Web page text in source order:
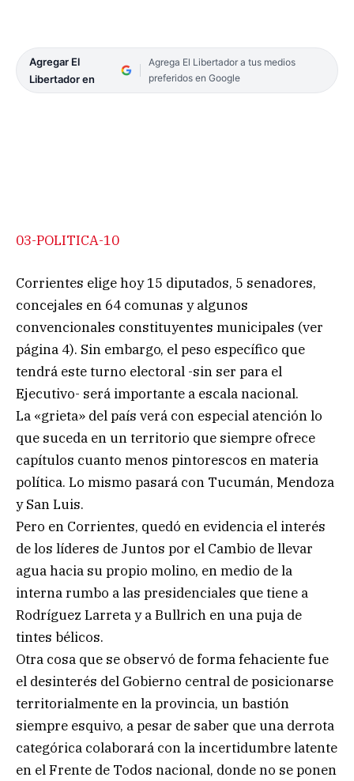
Agregar El
Libertador en
Agrega El Libertador a tus medios
preferidos en Google
03-POLITICA-10
Corrientes elige hoy 15 diputados, 5 senadores,
concejales en 64 comunas y algunos
convencionales constituyentes municipales (ver
página 4). Sin embargo, el peso específico que
tendrá este turno electoral -sin ser para el
Ejecutivo- será importante a escala nacional.
La «grieta» del país verá con especial atención lo
que suceda en un territorio que siempre ofrece
capítulos cuanto menos pintorescos en materia
política. Lo mismo pasará con Tucumán, Mendoza
y San Luis.
Pero en Corrientes, quedó en evidencia el interés
de los líderes de Juntos por el Cambio de llevar
agua hacia su propio molino, en medio de la
interna rumbo a las presidenciales que tiene a
Rodríguez Larreta y a Bullrich en una puja de
tintes bélicos.
Otra cosa que se observó de forma fehaciente fue
el desinterés del Gobierno central de posicionarse
territorialmente en la provincia, un bastión
siempre esquivo, a pesar de saber que una derrota
categórica colaborará con la incertidumbre latente
en el Frente de Todos nacional, donde no se ponen